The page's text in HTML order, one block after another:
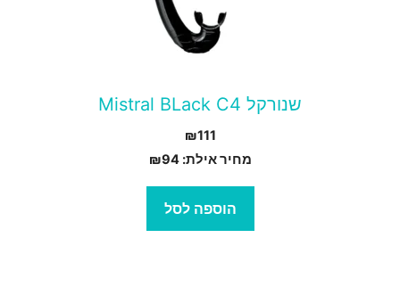
שנורקל Mistral BLack C4
₪111
מחיר אילת:
₪94
הוספה לסל